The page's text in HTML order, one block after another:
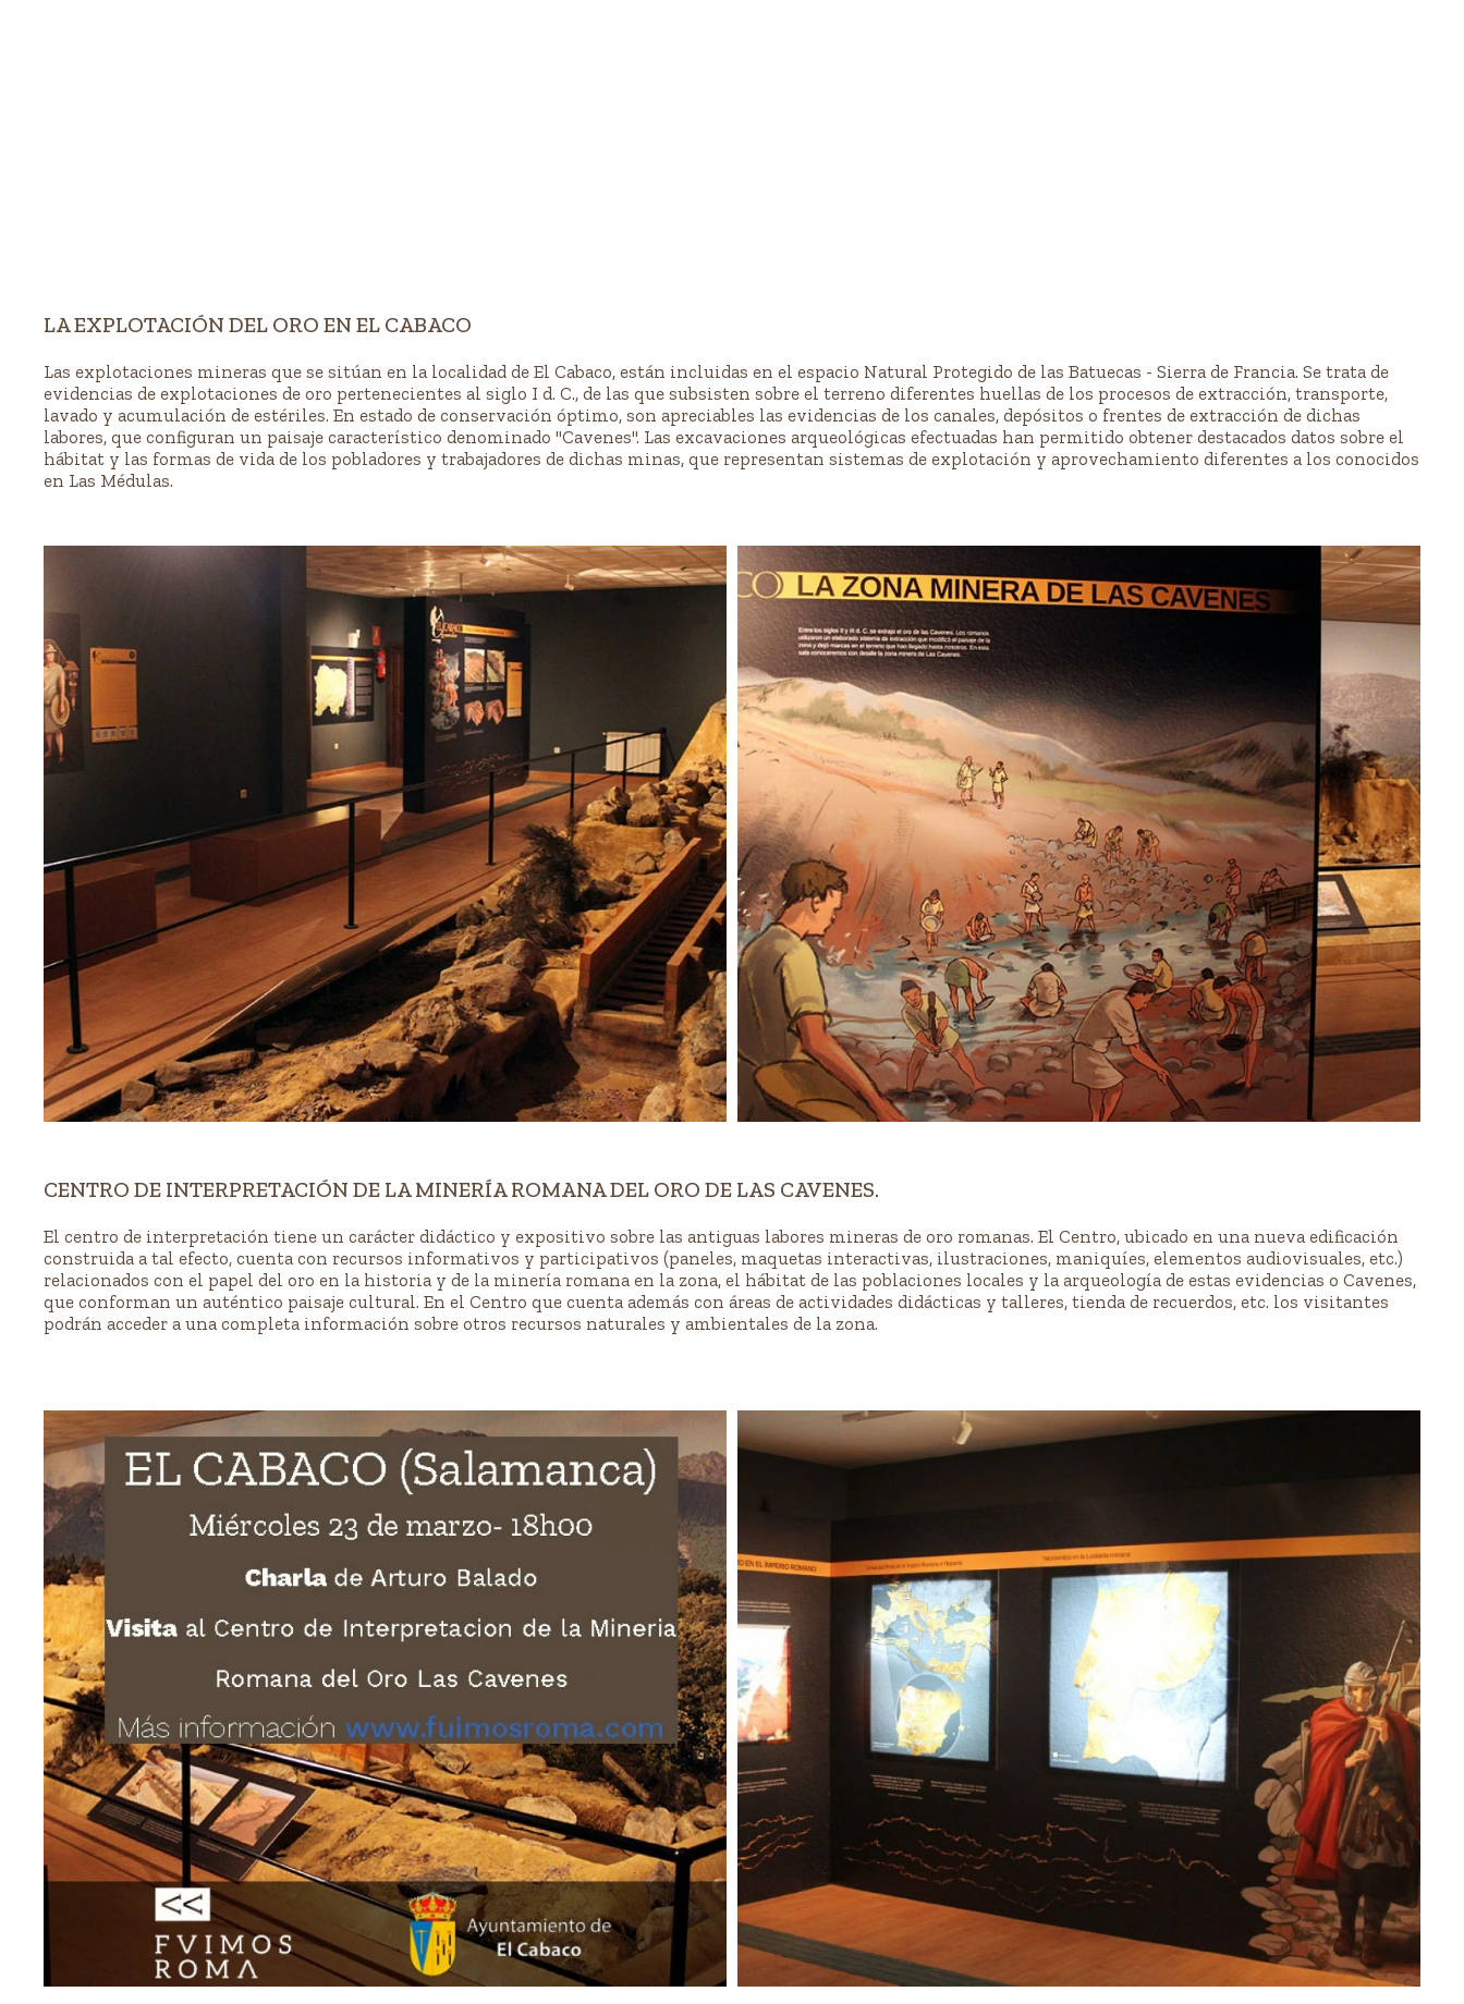
LA EXPLOTACIÓN DEL ORO EN EL CABACO
Las explotaciones mineras que se sitúan en la localidad de El Cabaco, están incluidas en el espacio Natural Protegido de las Batuecas - Sierra de Francia. Se trata de
evidencias de explotaciones de oro pertenecientes al siglo I d. C., de las que subsisten sobre el terreno diferentes huellas de los procesos de extracción, transporte,
lavado y acumulación de estériles. En estado de conservación óptimo, son apreciables las evidencias de los canales, depósitos o frentes de extracción de dichas
labores, que configuran un paisaje característico denominado "Cavenes". Las excavaciones arqueológicas efectuadas han permitido obtener destacados datos sobre el
hábitat y las formas de vida de los pobladores y trabajadores de dichas minas, que representan sistemas de explotación y aprovechamiento diferentes a los conocidos
en Las Médulas.
CENTRO DE INTERPRETACIÓN DE LA MINERÍA ROMANA DEL ORO DE LAS CAVENES.
El centro de interpretación tiene un carácter didáctico y expositivo sobre las antiguas labores mineras de oro romanas. El Centro, ubicado en una nueva edificación
construida a tal efecto, cuenta con recursos informativos y participativos (paneles, maquetas interactivas, ilustraciones, maniquíes, elementos audiovisuales, etc.)
relacionados con el papel del oro en la historia y de la minería romana en la zona, el hábitat de las poblaciones locales y la arqueología de estas evidencias o Cavenes,
que conforman un auténtico paisaje cultural. En el Centro que cuenta además con áreas de actividades didácticas y talleres, tienda de recuerdos, etc. los visitantes
podrán acceder a una completa información sobre otros recursos naturales y ambientales de la zona.